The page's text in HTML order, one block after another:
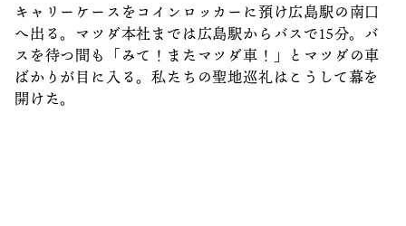
キャリーケースをコインロッカーに預け広島駅の南口
へ出る。マツダ本社までは広島駅からバスで15分。バ
スを待つ間も「みて！またマツダ車！」とマツダの車
ばかりが目に入る。私たちの聖地巡礼はこうして幕を
開けた。